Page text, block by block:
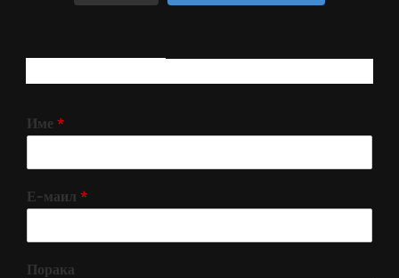
Име *
Е-маил *
Порака